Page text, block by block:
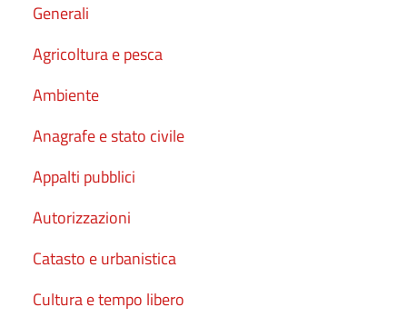
Generali
Agricoltura e pesca
Ambiente
Anagrafe e stato civile
Appalti pubblici
Autorizzazioni
Catasto e urbanistica
Cultura e tempo libero